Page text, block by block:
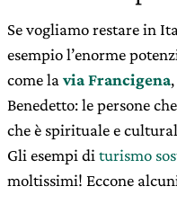
Se vogliamo restare in
esempio l’enorme
come la via Francigena
Benedetto: le persone
che è spirituale e
Gli esempi di turismo
moltissimi! Eccone